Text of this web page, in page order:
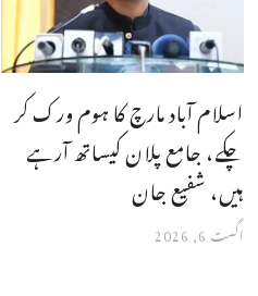
اسلام آباد مارچ کا ہوم ورک کر
چکے، جامع پلان کیساتھ آرہے
ہیں، شفیع جان
اگست 6, 2026